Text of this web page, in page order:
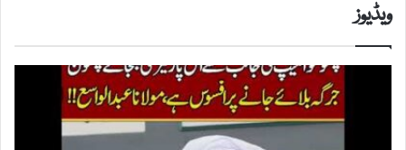
ویڈیوز